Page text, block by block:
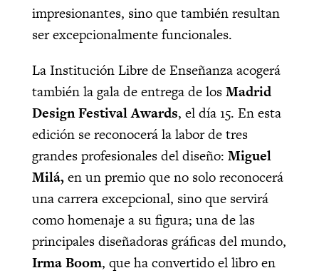
impresionantes, sino que también resultan
ser excepcionalmente funcionales.
La Institución Libre de Enseñanza acogerá
también la gala de entrega de losMadrid
Design Festival Awards, el día 15. En esta
edición se reconocerá la labor de tres
grandes profesionales del diseño: Miguel
Milá,en un premio que no solo reconocerá
una carrera excepcional, sino que servirá
como homenaje a su figura; una de las
principales diseñadoras gráficas del mundo,
Irma Boom, que ha convertido el libro en